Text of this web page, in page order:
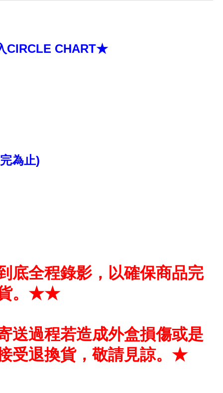
CIRCLE CHART★
為止)
全程錄影，以確保商品完
貨。★★
送過程若造成外盒損傷或是
受退換貨，敬請見諒。★